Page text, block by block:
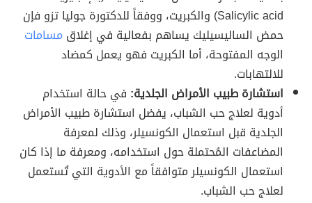
Salicylic acid) والكبريت، ووفقاً للدكتورة جوليا تزو فإن
حمض الساليسيليك يساهم بفعالية في إغلاق مسامات
الوجه المفتوحة، أما الكبريت فهو يعمل كمضاد
للالتهابات.
استشارة طبيب الأمراض الجلدية: في حالة استخدام
أدوية لعلاج حب الشباب، يفضل استشارة طبيب الأمراض
الجلدية قبل استعمال الكونسيلر، وذلك لمعرفة
المضاعفات المُحتملة حول استخدامه، ومعرفة ما إذا كان
استعمال الكونسيلر متوافقاً مع الأدوية التي تُستعمل
لعلاج حب الشباب.